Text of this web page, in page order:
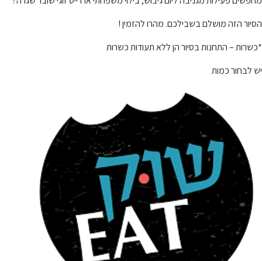
הסיור הזה מושלם בשבילכם. מהרו להזמין !
*כשרות – התחנות בסיור הן ללא תעודות כשרות
יש לבחור כמות